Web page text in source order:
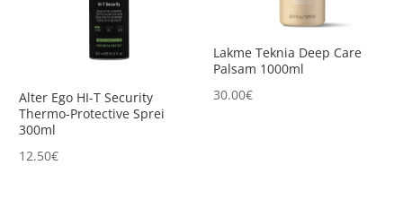
Alter Ego HI-T Security
Thermo-Protective Sprei
300ml
12.50€
Lakme Teknia Deep Care
Palsam 1000ml
30.00€